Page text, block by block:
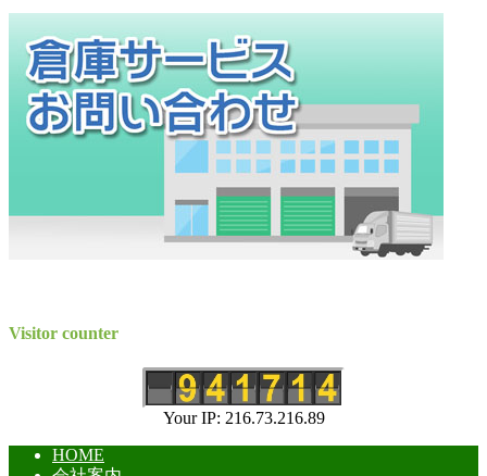
Visitor counter
Your IP: 216.73.216.89
HOME